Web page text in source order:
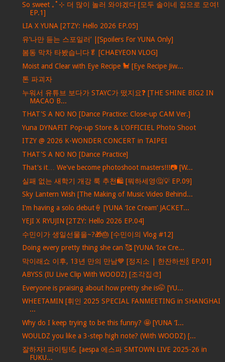
So sweet ₊˚⊹ 더 많이 놀러 와야겠다 [모두 솔이네 집으로 모여!
EP.1]
LIA X YUNA [2TZY: Hello 2026 EP.05]
유‘나만 듣는 스포일러’ |[Spoilers For YUNA Only]
봄동 막차 타봤습니다🥬 [CHAEYEON VLOG]
Moist and Clear with Eye Recipe 🐩 [Eye Recipe Jiw...
톤 파괴자
누워서 유튜브 보다가 STAYC가 떴지요❓ [THE SHINE BIG2 IN
MACAO B...
THAT'S A NO NO [Dance Practice: Close-up CAM Ver.]
Yuna DYNAFIT Pop-up Store & L'OFFICIEL Photo Shoot
ITZY @ 2026 K-WONDER CONCERT in TAIPEI
THAT'S A NO NO [Dance Practice]
That's it… We've become photoshoot masters!!!📷 [W...
실패 없는 새학기 개강 룩 추천🛍️ [뭐하세영🤔💡 EP.09]
Sky Lantern Wish [The Making of Music Video Behind...
I'm having a solo debut🍦 [YUNA ‘Ice Cream’ JACKET...
YEJI X RYUJIN [2TZY: Hello 2026 EP.04]
수민이가 생일선물을~?🎁🎂 [수민이의 Vlog #12]
Doing every pretty thing she can 🥰 [YUNA ‘Ice Cre...
막이래쇼 이후, 13년 만의 만남💙 [정지소 | 한잔하씬🍾 EP.01]
ABYSS (IU Live Clip With WOODZ) [조각집🎨]
Everyone is praising about how pretty she is🤭 [YU...
WHEETAMIN [휘인 2025 SPECIAL FANMEETING in SHANGHAI
...
Why do I keep trying to be this funny? 🤩 [YUNA ‘I...
WOULDZ you like a 3-step high note? (With WOODZ) [...
잘하자! 파이팅!💪 [aespa 에스파 SMTOWN LIVE 2025-26 in
FUKU...